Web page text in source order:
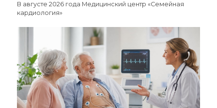
В августе 2026 года Медицинский центр «Семейная
кардиология»